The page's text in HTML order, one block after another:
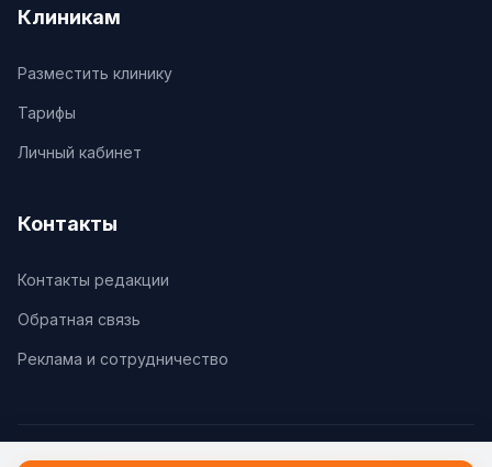
Клиникам
Разместить клинику
Тарифы
Личный кабинет
Контакты
Контакты редакции
Обратная связь
Реклама и сотрудничество